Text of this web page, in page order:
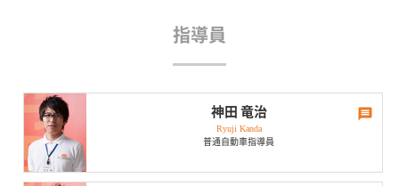
指導員
神田 竜治
Ryuji Kanda
普通自動車指導員